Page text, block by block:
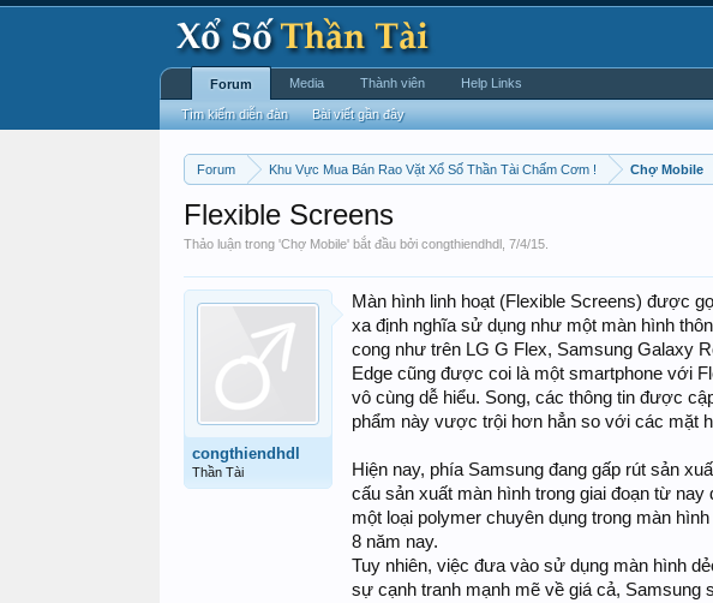
Forum Khu Vực Mua Bán Rao Vặt Xổ Số Thần Tài Chấm Cơm ! Chợ Mobile
Flexible Screens
Thảo luận trong 'Chợ Mobile' bắt đầu bởi congthiendhdl 7/4/15
congthiendhdl
Thần Tài
Màn hình linh hoạt (Flexible Screens) được
xa định nghĩa sử dụng như một màn hình
cong như trên LG G Flex, Samsung Galaxy
Edge cũng được coi là một smartphone với
vô cùng dễ hiểu. Song, các thông tin được
phẩm này vược trội hơn hẳn so với các mặt
Hiện nay, phía Samsung đang gấp rút sản
cấu sản xuất màn hình trong giai đoạn từ
một loại polymer chuyên dụng trong màn
8 năm nay.
Tuy nhiên, việc đưa vào sử dụng màn hình
sự cạnh tranh mạnh mẽ về giá cả,
Forum
Tìm kiếm diễn đàn Bài viết gần đây
Media Thành viên Help Links